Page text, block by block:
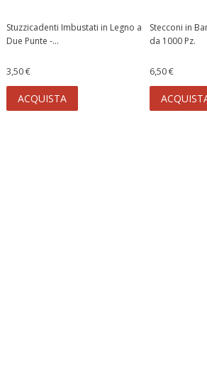
Stuzzicadenti Imbustati in Legno a
Due Punte -...
3,50 €
ACQUISTA
Stecconi in
da 1000 Pz.
6,50 €